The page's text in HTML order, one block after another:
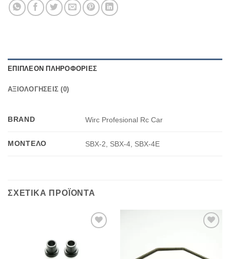
ΕΠΙΠΛΈΟΝ ΠΛΗΡΟΦΟΡΊΕΣ
ΑΞΙΟΛΟΓΉΣΕΙΣ (0)
BRAND Wirc Profesional Rc Car
ΜΟΝΤΈΛΟ SBX-2, SBX-4, SBX-4E
ΣΧΕΤΙΚΆ ΠΡΟΪΌΝΤΑ
στην λίστα
επιθυμιών
επιθυμιών